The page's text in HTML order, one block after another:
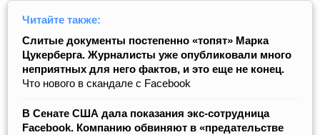
Читайте также:
Слитые документы постепенно «топят» Марка
Цукерберга. Журналисты уже опубликовали много
неприятных для него фактов, и это еще не конец.
Что нового в скандале с Facebook
В Сенате США дала показания экс-сотрудница
Facebook. Компанию обвиняют в «предательстве